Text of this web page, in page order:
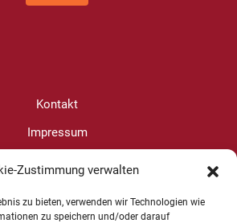
Zustimmung verwalten
zu bieten, verwenden wir Technologien wie
zu speichern und/oder darauf
Kontakt
Impressum